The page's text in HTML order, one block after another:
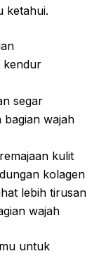
ketahui.
kendur
segar
bagian wajah
kulit
kolagen
lebih tirusan
wajah
untuk